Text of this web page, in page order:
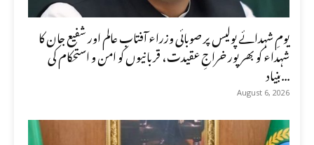
یومِ شہدائے پولیس پر صوبائی وزراء آفتاب عالم اور شفیع جان کا
شہداء کو بھرپور خراجِ عقیدت، قربانیوں کو امن و استحکام کی
بنیاد...
August 6, 2026